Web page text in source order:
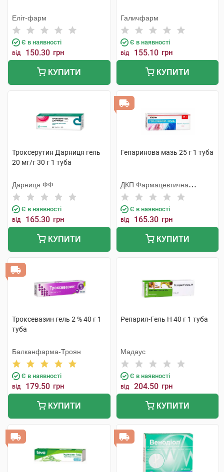
Еліт-фарм
Є в наявності
від 150.30 грн
КУПИТИ
Галичфарм
Є в наявності
від 155.10 грн
КУПИТИ
Троксерутин Дарниця гель
20 мг/г 30 г 1 туба
Дарниця ФФ
Є в наявності
від 165.30 грн
КУПИТИ
Гепаринова мазь 25 г 1 туба
ДКП Фармацевтична
фабрика
Є в наявності
від 165.30 грн
КУПИТИ
Троксевазин гель 2 % 40 г 1
туба
Балканфарма-Троян
Є в наявності
від 179.50 грн
КУПИТИ
Репарил-Гель Н 40 г 1 туба
Мадаус
Є в наявності
від 204.50 грн
КУПИТИ